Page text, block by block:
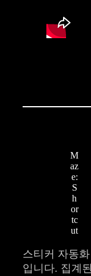
M
az
e:
S
h
or
tc
ut
스티커 자동
입니다. 집계